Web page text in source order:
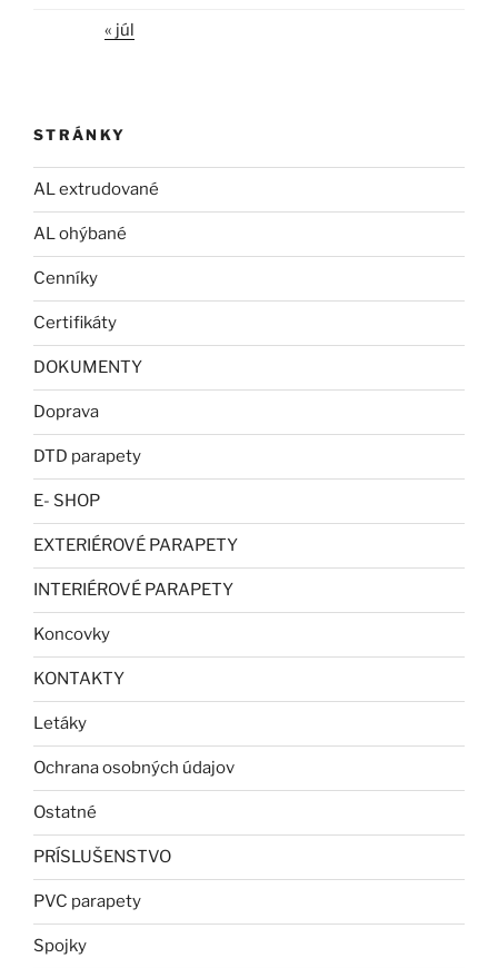
« júl
STRÁNKY
AL extrudované
AL ohýbané
Cenníky
Certifikáty
DOKUMENTY
Doprava
DTD parapety
E- SHOP
EXTERIÉROVÉ PARAPETY
INTERIÉROVÉ PARAPETY
Koncovky
KONTAKTY
Letáky
Ochrana osobných údajov
Ostatné
PRÍSLUŠENSTVO
PVC parapety
Spojky